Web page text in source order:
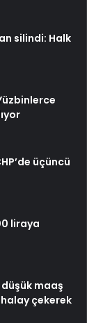
silindi: Halk
üçüncü
liraya
maaş
halay çekerek